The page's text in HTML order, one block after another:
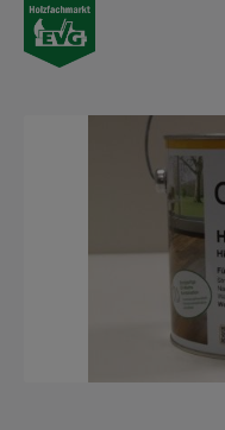
Bildergalerie überspringen